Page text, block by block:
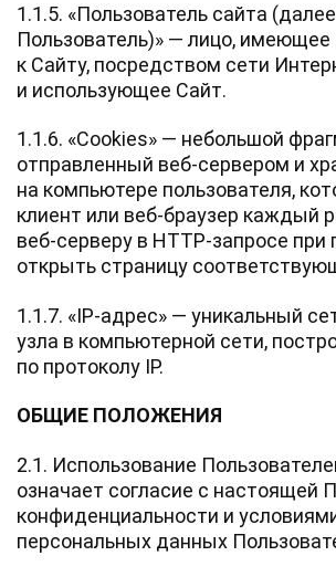
1.1.5. «Пользователь сайта (далее
Пользователь)» — лицо, имеющее
к Сайту, посредством сети
и использующее Сайт.
1.1.6. «Cookies» — небольшой
отправленный веб-сервером и
на компьютере пользователя,
клиент или веб-браузер каждый
веб-серверу в HTTP-запросе при
открыть страницу
1.1.7. «IP-адрес» — уникальный
узла в компьютерной сети,
по протоколу IP.
ОБЩИЕ ПОЛОЖЕНИЯ
2.1. Использование
означает согласие с настоящей
конфиденциальности и
персональных данных